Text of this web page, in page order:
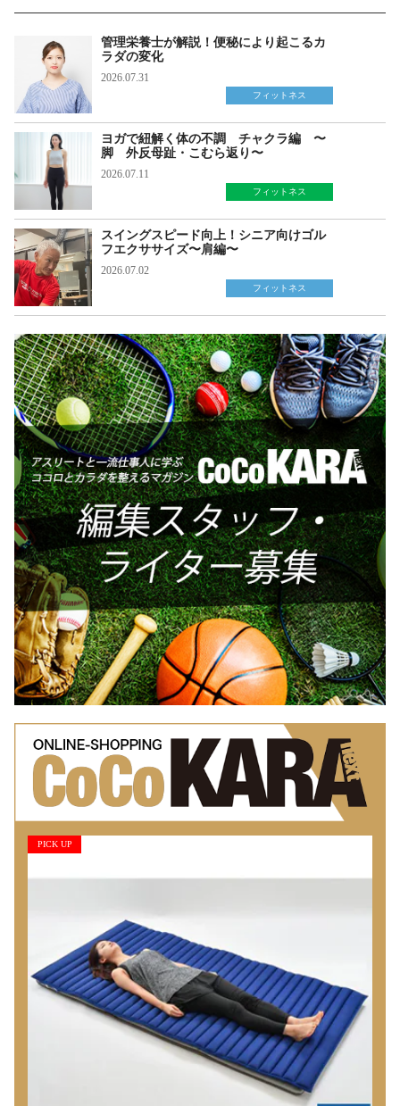
管理栄養士が解説！便秘により起こるカ
ラダの変化
2026.07.31
フィットネス
ヨガで紐解く体の不調 チャクラ編 〜
脚 外反母趾・こむら返り〜
2026.07.11
フィットネス
スイングスピード向上！シニア向けゴル
フエクササイズ〜肩編〜
2026.07.02
フィットネス
PICK UP